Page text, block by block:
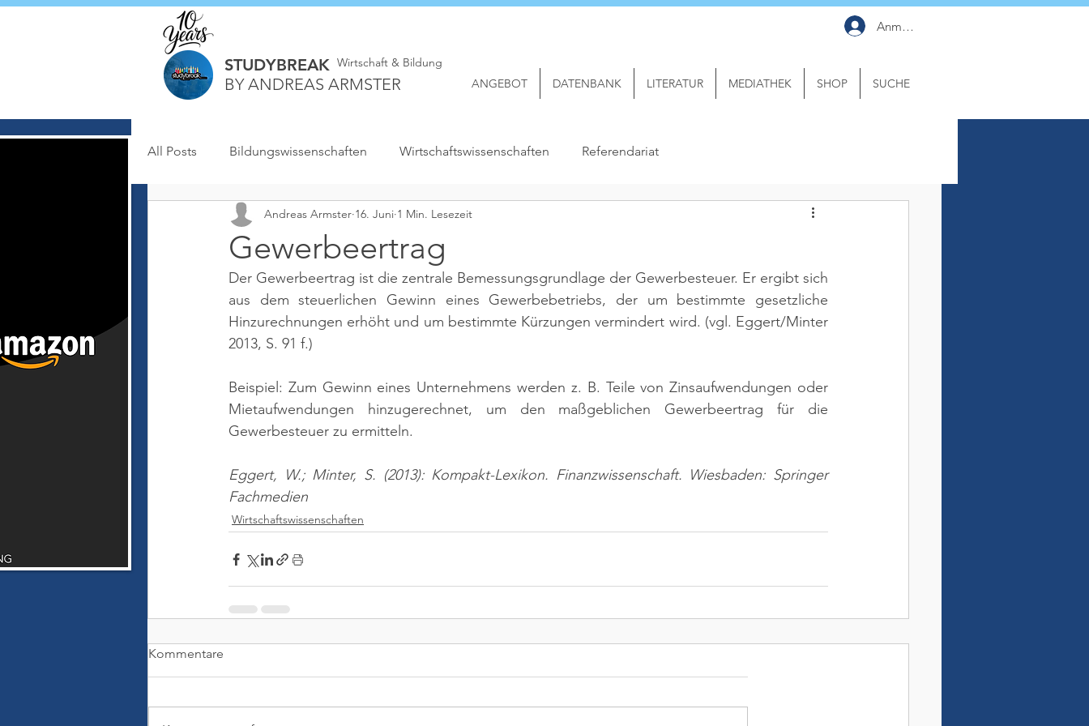
STUDYBREAK
BY ANDREAS ARMSTER
Wirtschaft & Bildung
Anmelden
ANGEBOT DATENBANK LITERATUR MEDIATHEK SHOP SUCHE
All Posts Bildungswissenschaften Wirtschaftswissenschaften Referendariat
Gewerbeertrag
Andreas Armster 16. Juni 1 Min. Lesezeit
Der Gewerbeertrag ist die zentrale Bemessungsgrundlage der Gewerbesteuer. Er ergibt sich
aus dem steuerlichen Gewinn eines Gewerbebetriebs, der um bestimmte gesetzliche
Hinzurechnungen erhöht und um bestimmte Kürzungen vermindert wird. (vgl. Eggert/Minter
2013, S. 91 f.)
Beispiel: Zum Gewinn eines Unternehmens werden z. B. Teile von Zinsaufwendungen oder
Mietaufwendungen hinzugerechnet, um den maßgeblichen Gewerbeertrag für die
Gewerbesteuer zu ermitteln.
Eggert, W.; Minter, S. (2013): Kompakt-Lexikon. Finanzwissenschaft. Wiesbaden: Springer
Fachmedien
Wirtschaftswissenschaften
Kommentare